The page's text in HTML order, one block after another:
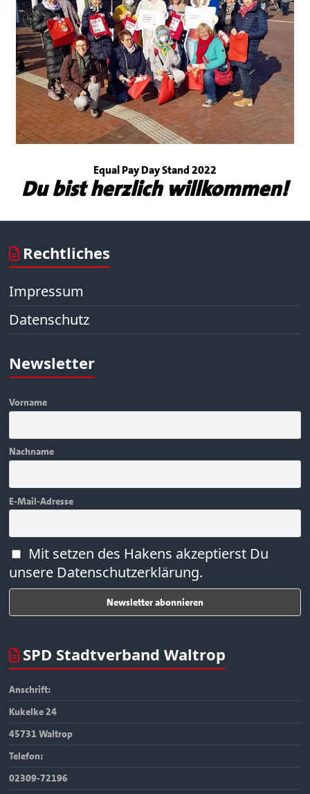
Equal Pay Day Stand 2022
Du bist herzlich willkommen!
Rechtliches
Impressum
Datenschutz
Newsletter
Vorname
Nachname
E-Mail-Adresse
Mit setzen des Hakens akzeptierst Du
unsere Datenschutzerklärung.
SPD Stadtverband Waltrop
Anschrift:
Kukelke 24
45731 Waltrop
Telefon:
02309-72196